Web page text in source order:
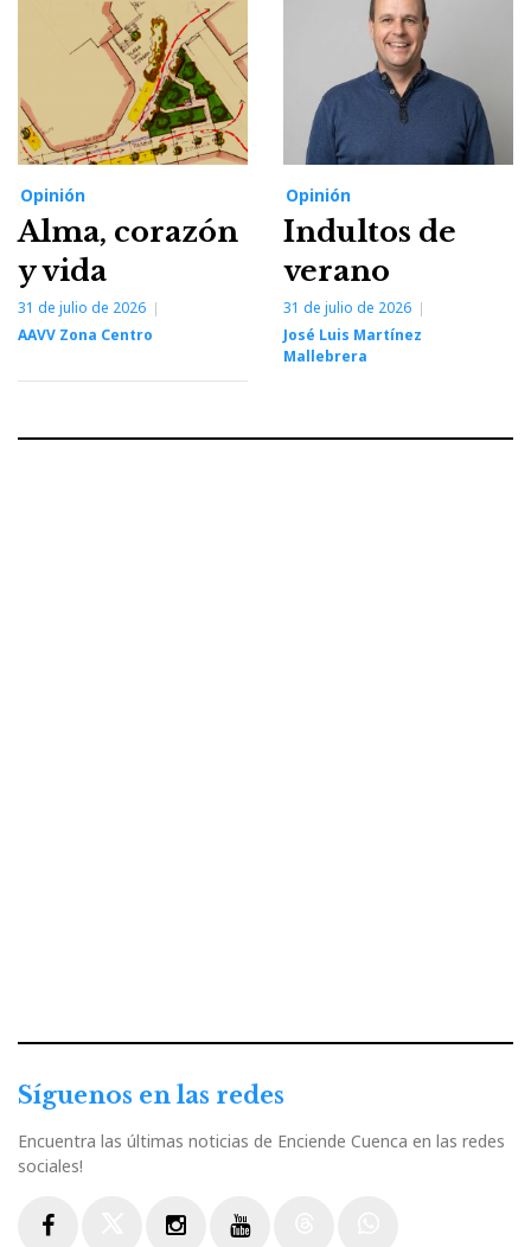
Opinión
Alma, corazón
y vida
31 de julio de 2026
AAVV Zona Centro
Opinión
Indultos de
verano
31 de julio de 2026
José Luis Martínez
Mallebrera
Síguenos en las redes
Encuentra las últimas noticias de Enciende Cuenca en las redes
sociales!